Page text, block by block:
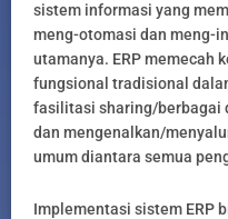
sistem informasi yang
meng-otomasi dan meng-
utamanya. ERP memecah
fungsional tradisional
fasilitasi sharing/berbagai
dan mengenalkan/
umum diantara semua
Implementasi sistem ERP